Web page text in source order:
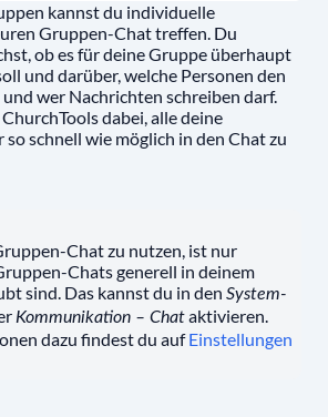
kannst du individuelle
Gruppen-Chat treffen. Du
ob es für deine Gruppe überhaupt
und darüber, welche Personen den
wer Nachrichten schreiben darf.
dabei, alle deine
schnell wie möglich in den Chat zu
Chat zu nutzen, ist nur
Chats generell in deinem
sind. Das kannst du in den System-
Kommunikation – Chataktivieren.
dazu findest du aufEinstellungen